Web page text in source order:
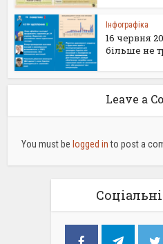
Інфографіка
16 червня
більше не
Leave a
You must be logged into post a